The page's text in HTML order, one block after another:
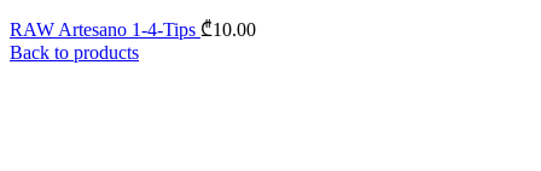
RAW Artesano 1-4-Tips ₾10.00
Back to products